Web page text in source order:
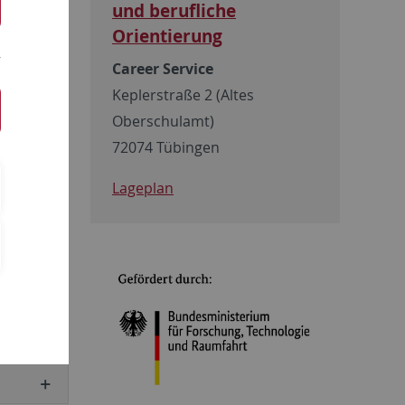
und
und
und berufliche
Orientierung
Career Service
Keplerstraße 2 (Altes
Oberschulamt)
72074 Tübingen
Lageplan